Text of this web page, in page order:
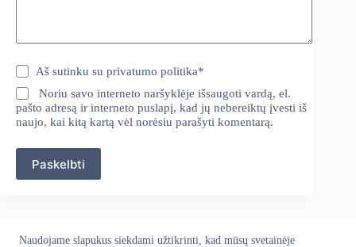
Naudojame slapukus siekdami užtikrinti, kad mūsų svetainėje
Aš sutinku suprivatumo politika*
Noriu savo interneto naršyklėje išsaugoti vardą, el.
pašto adresą ir interneto puslapį, kad jų nebereiktų įvesti iš
naujo, kai kitą kartą vėl norėsiu parašyti komentarą.
Paskelbti
Apie mus Grąžinimo politika Kontaktai